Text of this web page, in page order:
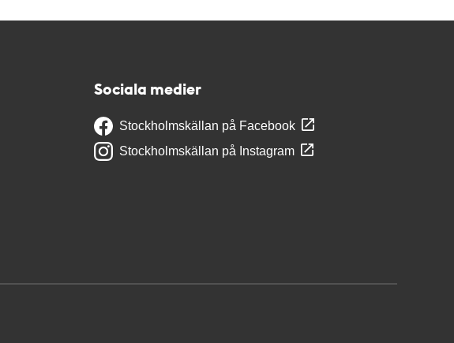
Sociala medier
Stockholmskällan på Facebook
Stockholmskällan på Instagram